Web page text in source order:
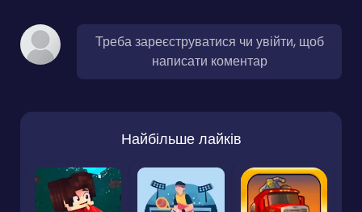
Треба зареєструватися чи увійти, щоб
написати коментар
Найбільше лайків